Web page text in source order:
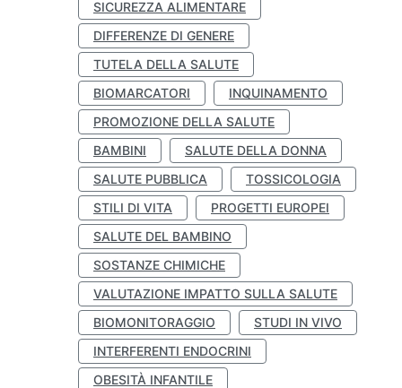
SICUREZZA ALIMENTARE
DIFFERENZE DI GENERE
TUTELA DELLA SALUTE
BIOMARCATORI
INQUINAMENTO
PROMOZIONE DELLA SALUTE
BAMBINI
SALUTE DELLA DONNA
SALUTE PUBBLICA
TOSSICOLOGIA
STILI DI VITA
PROGETTI EUROPEI
SALUTE DEL BAMBINO
SOSTANZE CHIMICHE
VALUTAZIONE IMPATTO SULLA SALUTE
BIOMONITORAGGIO
STUDI IN VIVO
INTERFERENTI ENDOCRINI
OBESITÀ INFANTILE